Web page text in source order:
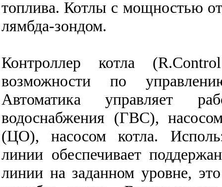
топлива. Котлы с мощностью
лямбда-зондом.
Контроллер котла
возможности по
Автоматика управляет
водоснабжения (ГВС),
(ЦО), насосом котла.
линии обеспечивает
линии на заданном уровне,